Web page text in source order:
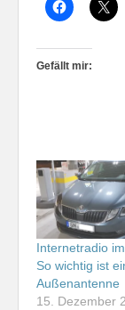
Gefällt mir:
Internetradio
So wichtig ist
Außenantenne
15. Dezember